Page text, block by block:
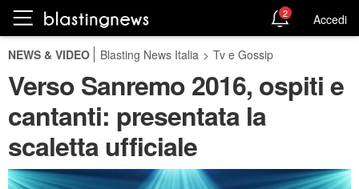
2 Accedi
NEWS & VIDEO Blasting News Italia > Tv e Gossip
Verso Sanremo 2016, ospiti e
cantanti: presentata la
scaletta ufficiale